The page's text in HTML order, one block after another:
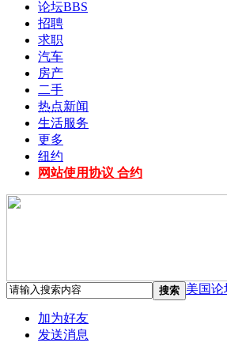
论坛BBS
招聘
求职
汽车
房产
二手
热点新闻
生活服务
更多
纽约
网站使用协议 合约
搜索 美国论
加为好友
发送消息